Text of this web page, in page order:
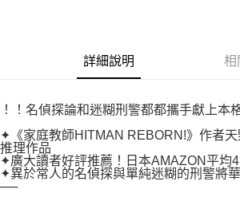
１．透過由恩沛科技股份有限公司提供之「AFTEE
易，需依本服務之必要範圍內提供個人資料，並將
２．關於個人資料處理事宜，請瀏覽以下網址：
３．未成年的使用者請事先徵得法定代理人或監護
「AFTEE先享後付」，若未經同意申辦者引起之損
任。
４．使用「AFTEE先享後付」時，將依據個別帳號
每筆NT$80，滿NT$500(含以上)免運費
每筆NT$80，滿NT$500(含以上)免運費
宅配
每筆NT$100，滿NT$800(含以上)免運費
詳細說明 相
！！名偵探論和迷糊刑警都都攜手獻上本
✦《家庭教師HITMAN REBORN!》作者
推理作品
✦廣大讀者好評推薦！日本AMAZON平均
✦異於常人的名偵探與單純迷糊的刑警將
──